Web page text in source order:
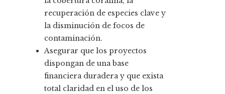
recuperación de especies clave y
la disminución de focos de
contaminación.
Asegurar que los proyectos
dispongan de una base
financiera duradera y que exista
total claridad en el uso de los